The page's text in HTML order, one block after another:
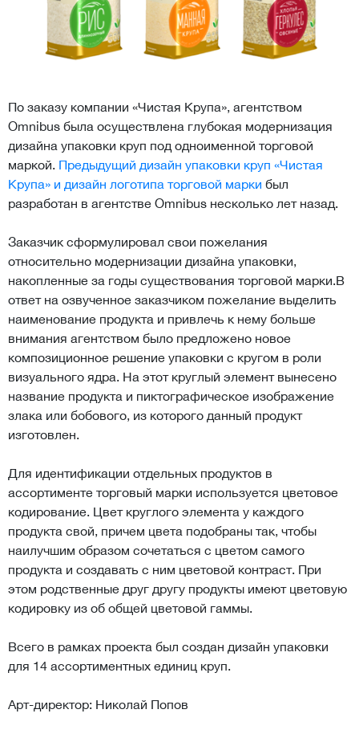
По заказу компании «Чистая Крупа», агентством
Omnibus была осуществлена глубокая модернизация
дизайна упаковки круп под одноименной торговой
маркой. Предыдущий дизайн упаковки круп «Чистая
Крупа» и дизайн логотипа торговой марки был
разработан в агентстве Omnibus несколько лет назад.
Заказчик сформулировал свои пожелания
относительно модернизации дизайна упаковки,
накопленные за годы существования торговой марки.В
ответ на озвученное заказчиком пожелание выделить
наименование продукта и привлечь к нему больше
внимания агентством было предложено новое
композиционное решение упаковки с кругом в роли
визуального ядра. На этот круглый элемент вынесено
название продукта и пиктографическое изображение
злака или бобового, из которого данный продукт
изготовлен.
Для идентификации отдельных продуктов в
ассортименте торговый марки используется цветовое
кодирование. Цвет круглого элемента у каждого
продукта свой, причем цвета подобраны так, чтобы
наилучшим образом сочетаться с цветом самого
продукта и создавать с ним цветовой контраст. При
этом родственные друг другу продукты имеют цветовую
кодировку из об общей цветовой гаммы.
Всего в рамках проекта был создан дизайн упаковки
для 14 ассортиментных единиц круп.
Арт-директор: Николай Попов